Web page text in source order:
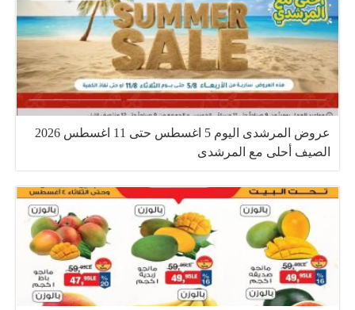
عروض المرشدى اليوم 5 اغسطس حتى 11 اغسطس 2026
الصيف أحلى مع المرشدى